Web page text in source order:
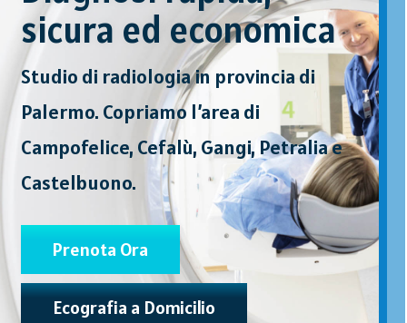
sicura ed economica
Studio di radiologia in provincia di
Palermo. Copriamo l’area di
Campofelice, Cefalù, Gangi, Petralia e
Castelbuono.
Prenota Ora
Ecografia a Domicilio